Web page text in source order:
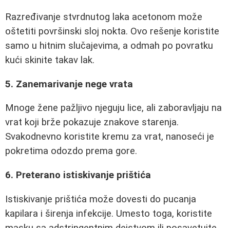
Razređivanje stvrdnutog laka acetonom može
oštetiti površinski sloj nokta. Ovo rešenje koristite
samo u hitnim slučajevima, a odmah po povratku
kući skinite takav lak.
5. Zanemarivanje nege vrata
Mnoge žene pažljivo njeguju lice, ali zaboravljaju na
vrat koji brže pokazuje znakove starenja.
Svakodnevno koristite kremu za vrat, nanoseći je
pokretima odozdo prema gore.
6. Preterano istiskivanje prištića
Istiskivanje prištića može dovesti do pucanja
kapilara i širenja infekcije. Umesto toga, koristite